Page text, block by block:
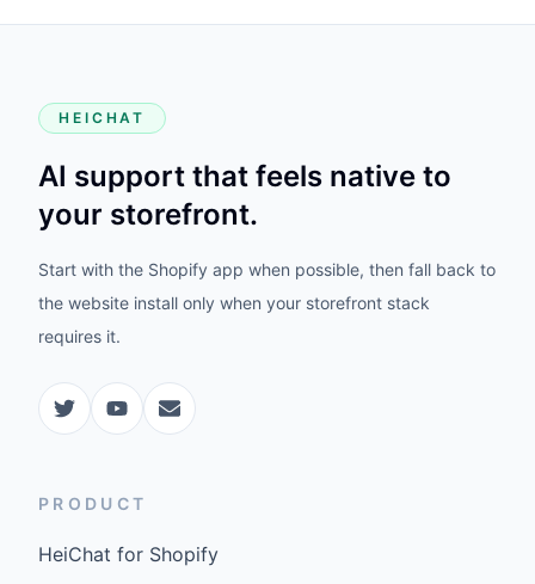
HEICHAT
AI support that feels native to
your storefront.
Start with the Shopify app when possible, then fall back to
the website install only when your storefront stack
requires it.
PRODUCT
HeiChat for Shopify